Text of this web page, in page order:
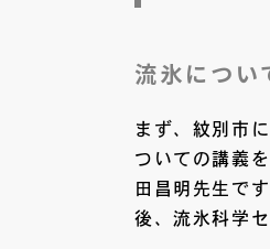
流氷につい
まず、紋別市
ついての講義
田昌明先生で
後、流氷科学